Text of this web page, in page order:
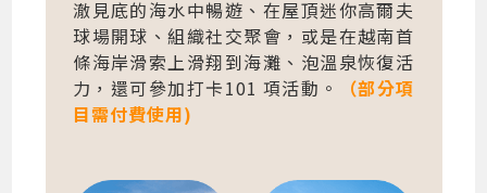
澈見底的海水中暢遊、在屋頂迷你高爾夫
球場開球、組織社交聚會，或是在越南首
條海岸滑索上滑翔到海灘、泡溫泉恢復活
力，還可參加打卡101 項活動。
（部分項
目需付費使用)